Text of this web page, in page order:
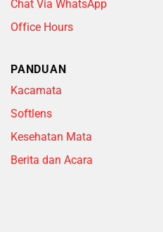
Chat Via WhatsApp
Office Hours
PANDUAN
Kacamata
Softlens
Kesehatan Mata
Berita dan Acara